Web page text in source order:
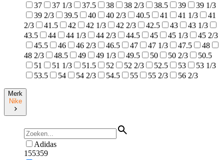
37
37 1/3 37.5 38 38 2/3 38.5 39
39 1/3
39 2/3
39.5 40 40 2/3 40.5 41 41 1/3
41
2/3
41.5 42 42 1/3 42 2/3 42.5 43
43 1/3
43.5
44 44 1/3 44 2/3 44.5 45 45 1/3
45 2/3
45.5
46 46 2/3 46.5 47 47 1/3 47.5
48
48 2/3
48.5 49 49 1/3 49.5 50 50 2/3
50.5
51
51 1/3 51.5 52 52 2/3 52.5 53
53 1/3
53.5
54 54 2/3 54.5 55 55 2/3 56 2/3
Merk
Nike
Adidas
155359